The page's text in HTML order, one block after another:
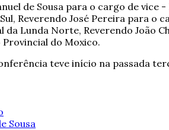
de Sousa para o cargo de
Reverendo José Pereira para
Lunda Norte, Reverendo João
do Moxico.
teve início na passada
Sousa